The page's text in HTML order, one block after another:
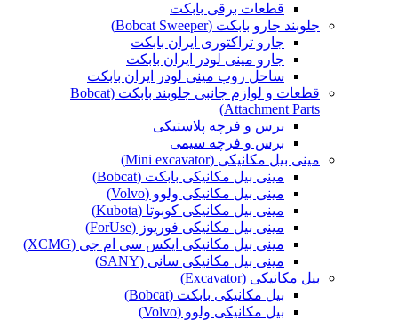
قطعات برقی بابکت
جلوبند جارو بابکت (Bobcat Sweeper)
جارو تراکتوری ایران بابکت
جارو مینی لودر ایران بابکت
ساحل روب مینی لودر ایران بابکت
قطعات و لوازم جانبی جلوبند بابکت (Bobcat
Attachment Parts)
برس و فرچه پلاستیکی
برس و فرچه سیمی
مینی بیل مکانیکی (Mini excavator)
مینی بیل مکانیکی بابکت (Bobcat)
مینی بیل مکانیکی ولوو (Volvo)
مینی بیل مکانیکی کوبوتا (Kubota)
مینی بیل مکانیکی فوریوز (ForUse)
مینی بیل مکانیکی ایکس سی ام جی (XCMG)
مینی بیل مکانیکی سانی (SANY)
بیل مکانیکی (Excavator)
بیل مکانیکی بابکت (Bobcat)
بیل مکانیکی ولوو (Volvo)